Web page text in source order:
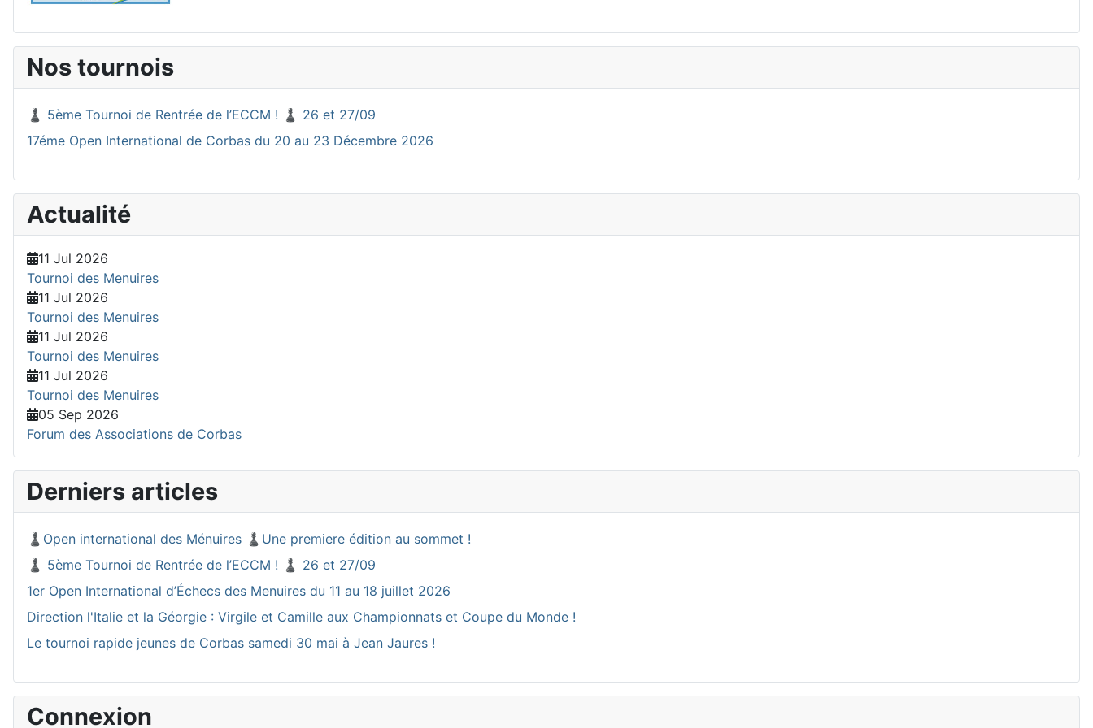
Nos tournois
♟️ 5ème Tournoi de Rentrée de l’ECCM ! ♟️ 26 et 27/09
17éme Open International de Corbas du 20 au 23 Décembre 2026
Actualité
11 Jul 2026
Tournoi des Menuires
11 Jul 2026
Tournoi des Menuires
11 Jul 2026
Tournoi des Menuires
11 Jul 2026
Tournoi des Menuires
05 Sep 2026
Forum des Associations de Corbas
Derniers articles
♟️Open international des Ménuires ♟️Une premiere édition au sommet !
♟️ 5ème Tournoi de Rentrée de l’ECCM ! ♟️ 26 et 27/09
1er Open International d’Échecs des Menuires du 11 au 18 juillet 2026
Direction l'Italie et la Géorgie : Virgile et Camille aux Championnats et Coupe du Monde !
Le tournoi rapide jeunes de Corbas samedi 30 mai à Jean Jaures !
Connexion